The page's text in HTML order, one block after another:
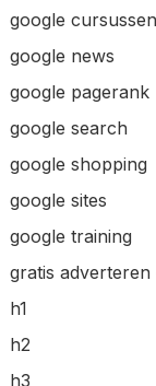
google
google news
google pagerank
google search
google shopping
google sites
google training
gratis
h1
h2
h3